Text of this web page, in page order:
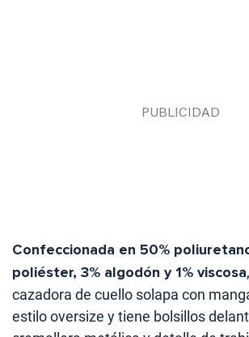
Confeccionada en 50%
poliéster, 3% algodón y 1% viscosa
cazadora de cuello solapa con
estilo oversize y tiene bolsillos